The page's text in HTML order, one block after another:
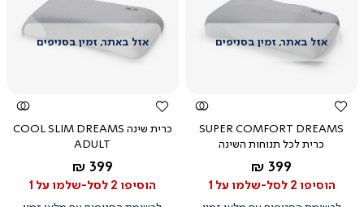
צפייה
SUPER COMFORT DREAMS
כרית לכל תנוחות השינה
החל מ-
399 ₪
הוסיפו 2 לסל-שלמו על 1
צפייה
כרית שינה COOL SLIM DREAMS
ADULT
החל מ-
399 ₪
הוסיפו 2 לסל-שלמו על 1